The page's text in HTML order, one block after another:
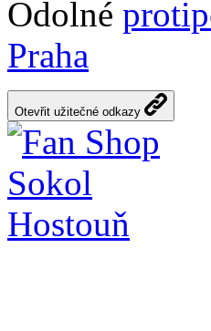
Odolné
Praha
Otevřit užitečné odkazy